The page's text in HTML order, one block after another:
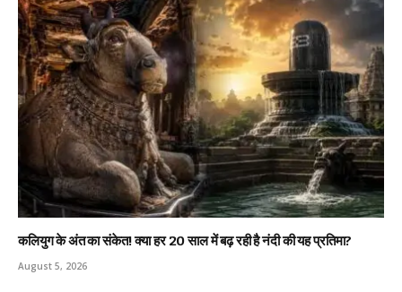
कलियुग के अंत का संकेत! क्या हर 20 साल में बढ़ रही है नंदी की यह प्रतिमा?
August 5, 2026